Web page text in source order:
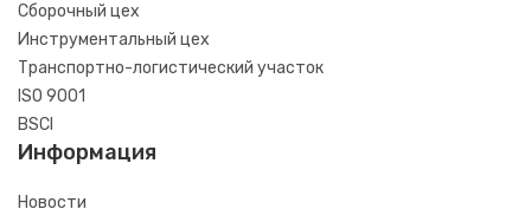
Сборочный цех
Инструментальный цех
Транспортно-логистический участок
ISO 9001
BSCI
Информация
Новости